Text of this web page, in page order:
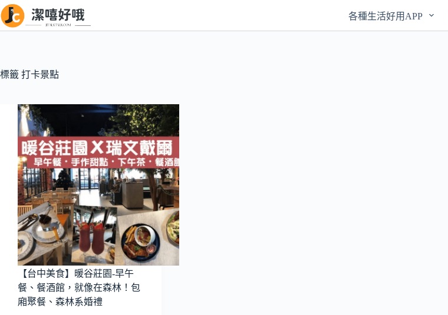
跳
至
容
各種生活好用APP
標籤 打卡景點
【台中美食】暖谷莊園-早午
餐、餐酒館，就像在森林！包
廂聚餐、森林系婚禮